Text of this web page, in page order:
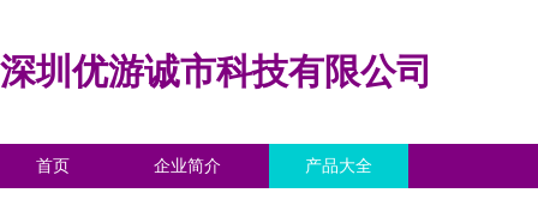
深圳优游诚市科技有限公司
首页 企业简介 产品大全